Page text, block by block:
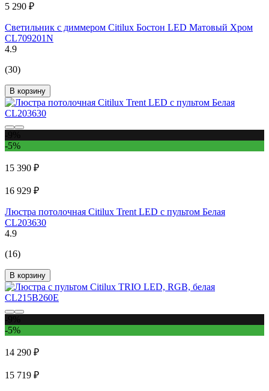
5 290 ₽
Светильник с диммером Citilux Бостон LED Матовый Хром
CL709201N
4.9
(30)
В корзину
-5%
15 390 ₽
16 929 ₽
Люстра потолочная Citilux Trent LED с пультом Белая
CL203630
4.9
(16)
В корзину
-5%
14 290 ₽
15 719 ₽